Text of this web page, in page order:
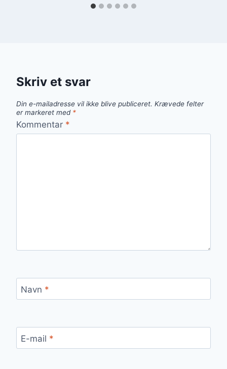
Skriv et svar
Din e-mailadresse vil ikke blive publiceret. Krævede felter
er markeret med *
Kommentar *
Navn *
E-mail *